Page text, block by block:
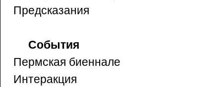
Предсказания
Cобытия
Пермская биеннале
Интеракция